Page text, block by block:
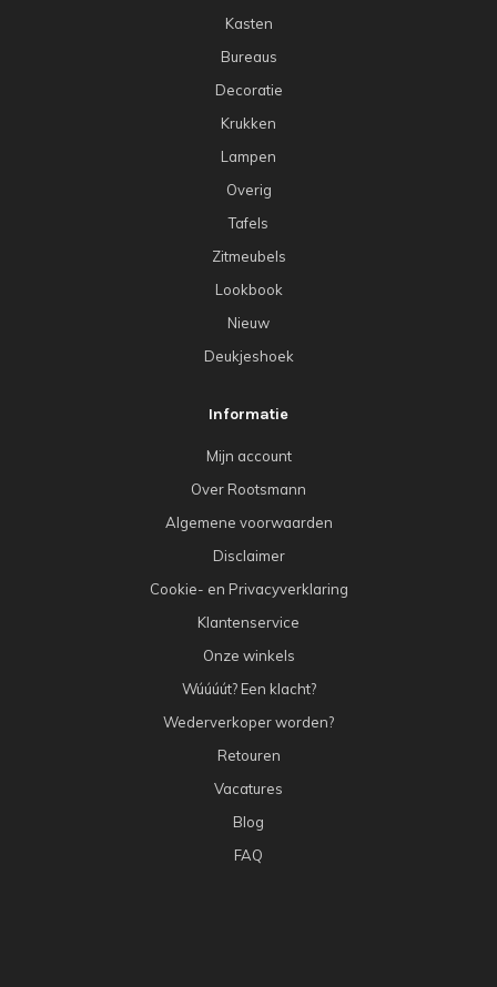
Kasten
Bureaus
Decoratie
Krukken
Lampen
Overig
Tafels
Zitmeubels
Lookbook
Nieuw
Deukjeshoek
Informatie
Mijn account
Over Rootsmann
Algemene voorwaarden
Disclaimer
Cookie- en Privacyverklaring
Klantenservice
Onze winkels
Wúúúút? Een klacht?
Wederverkoper worden?
Retouren
Vacatures
Blog
FAQ